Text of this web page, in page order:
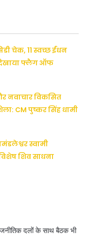
चेक, 11 स्वच्छ ईंधन
फ्लैग ऑफ
और नवाचार विकसित
CM पुष्कर सिंह धामी
स्वामी
शिव साधना
दलों के साथ बैठक भी